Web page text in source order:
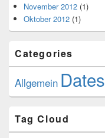
November 2012 (1)
Oktober 2012 (1)
Categories
Allgemein Dates
Tag Cloud